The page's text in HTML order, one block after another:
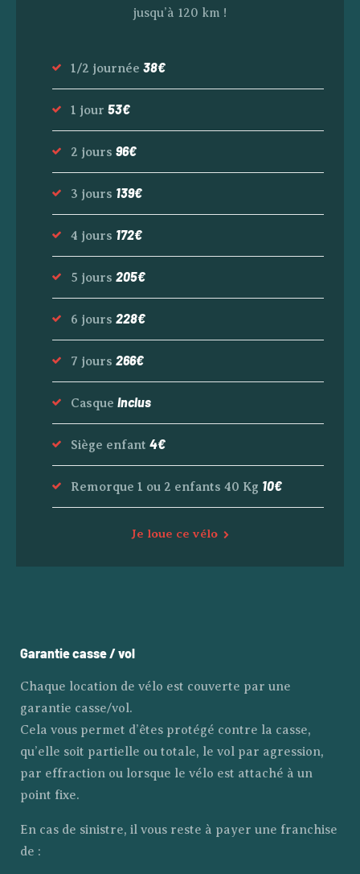
jusqu’à 120 km !
1/2 journée 38€
1 jour 53€
2 jours 96€
3 jours 139€
4 jours 172€
5 jours 205€
6 jours 228€
7 jours 266€
Casque Inclus
Siège enfant 4€
Remorque 1 ou 2 enfants 40 Kg 10€
Je loue ce vélo
Garantie casse / vol
Chaque location de vélo est couverte par une
garantie casse/vol.
Cela vous permet d’êtes protégé contre la casse,
qu’elle soit partielle ou totale, le vol par agression,
par effraction ou lorsque le vélo est attaché à un
point fixe.
En cas de sinistre, il vous reste à payer une franchise
de :